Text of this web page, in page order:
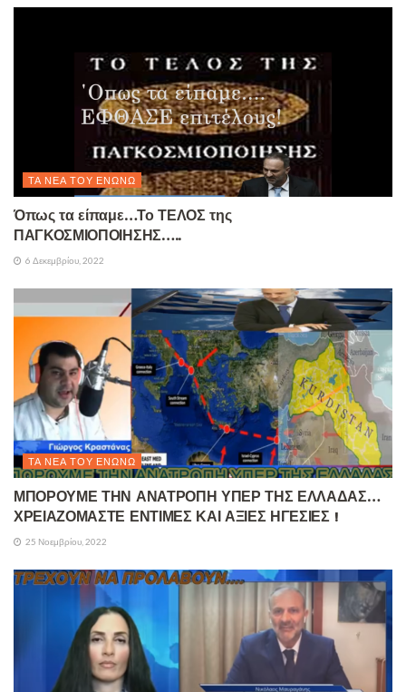
ΤΑ ΝΈΑ ΤΟΥ ΕΝΏΝΩ
Όπως τα είπαμε…Το ΤΕΛΟΣ της
ΠΑΓΚΟΣΜΙΟΠΟΙΗΣΗΣ…..
6 Δεκεμβρίου, 2022
ΤΑ ΝΈΑ ΤΟΥ ΕΝΏΝΩ
ΜΠΟΡΟΥΜΕ ΤΗΝ ΑΝΑΤΡΟΠΗ ΥΠΕΡ ΤΗΣ ΕΛΛΑΔΑΣ…
ΧΡΕΙΑΖΟΜΑΣΤΕ ΕΝΤΙΜΕΣ ΚΑΙ ΑΞΙΕΣ ΗΓΕΣΙΕΣ !
25 Νοεμβρίου, 2022